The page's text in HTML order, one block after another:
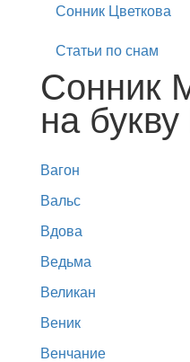
Сонник Цветкова
Статьи по снам
Сонник
на
Вагон
Вальс
Вдова
Ведьма
Великан
Веник
Венчание